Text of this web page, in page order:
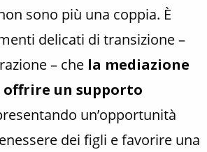
sono più una coppia. È
delicati di transizione –
– che la mediazione
un supporto
un’opportunità
dei figli e favorire una